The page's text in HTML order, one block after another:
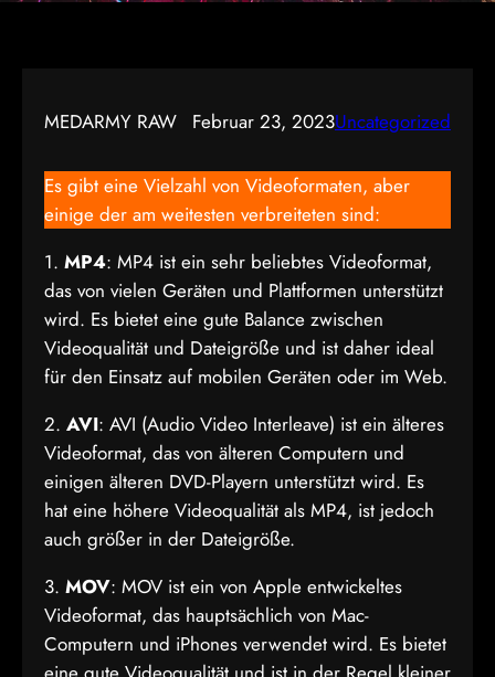
MEDARMY RAW Februar 23, 2023Uncategorized
Es gibt eine Vielzahl von Videoformaten, aber
einige der am weitesten verbreiteten sind:
1. MP4: MP4 ist ein sehr beliebtes Videoformat,
das von vielen Geräten und Plattformen unterstützt
wird. Es bietet eine gute Balance zwischen
Videoqualität und Dateigröße und ist daher ideal
für den Einsatz auf mobilen Geräten oder im Web.
2. AVI: AVI (Audio Video Interleave) ist ein älteres
Videoformat, das von älteren Computern und
einigen älteren DVD-Playern unterstützt wird. Es
hat eine höhere Videoqualität als MP4, ist jedoch
auch größer in der Dateigröße.
3. MOV: MOV ist ein von Apple entwickeltes
Videoformat, das hauptsächlich von Mac-
Computern und iPhones verwendet wird. Es bietet